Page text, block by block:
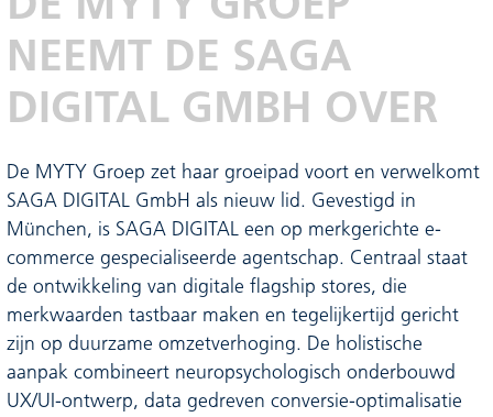
NEEMT DE SAGA
DIGITAL GMBH OVER
De MYTY Groep zet haar groeipad voort en verwelkomt
SAGA DIGITAL GmbH als nieuw lid. Gevestigd in
München, is SAGA DIGITAL een op merkgerichte e-
commerce gespecialiseerde agentschap. Centraal staat
de ontwikkeling van digitale flagship stores, die
merkwaarden tastbaar maken en tegelijkertijd gericht
zijn op duurzame omzetverhoging. De holistische
aanpak combineert neuropsychologisch onderbouwd
UX/UI-ontwerp, data gedreven conversie-optimalisatie